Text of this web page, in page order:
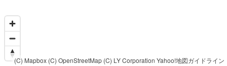
(C) Mapbox (C) OpenStreetMap (C) LY Corporation Yahoo!地図ガイドライン